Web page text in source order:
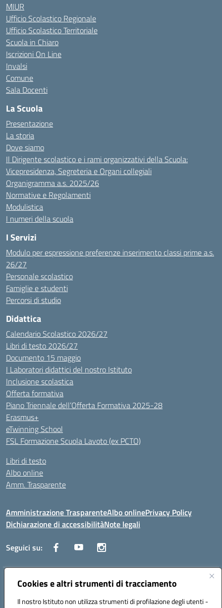
Cookies e altri strumenti di tracciamento
Il nostro Istituto non utilizza strumenti di profilazione degli utenti -
MIUR
Ufficio Scolastico Regionale
Ufficio Scolastico Territoriale
Scuola in Chiaro
Iscrizioni On Line
Invalsi
Comune
Sala Docenti
La Scuola
Presentazione
La storia
Dove siamo
Il Dirigente scolastico e i rami organizzativi della Scuola:
Vicepresidenza, Segreteria e Organi collegiali
Organigramma a.s. 2025/26
Normative e Regolamenti
Modulistica
I numeri della scuola
I Servizi
Modulo per espressione preferenze inserimento classi prime a.s.
26/27
Personale scolastico
Famiglie e studenti
Percorsi di studio
Didattica
Calendario Scolastico 2026/27
Libri di testo 2026/27
Documento 15 maggio
I Laboratori didattici del nostro Istituto
Inclusione scolastica
Offerta formativa
Piano Triennale dell’Offerta Formativa 2025-28
Erasmus+
eTwinning School
FSL Formazione Scuola Lavoto (ex PCTO)
Libri di testo
Albo online
Amm. Trasparente
Amministrazione TrasparenteAlbo onlinePrivacy Policy
Dichiarazione di accessibilitàNote legali
Seguici su:
Indirizzo:Lecce
Posta elettronica certificata (PEC):leis03400t@pec.istruzione.it